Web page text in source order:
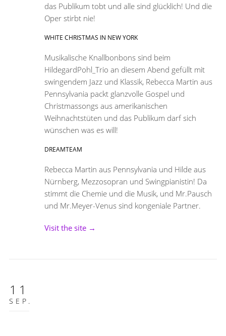
das Publikum tobt und alle sind glücklich! Und die
Oper stirbt nie!
WHITE CHRISTMAS IN NEW YORK
Musikalische Knallbonbons sind beim
HildegardPohl_Trio an diesem Abend gefüllt mit
swingendem Jazz und Klassik, Rebecca Martin aus
Pennsylvania packt glanzvolle Gospel und
Christmassongs aus amerikanischen
Weihnachtstüten und das Publikum darf sich
wünschen was es will!
DREAMTEAM
Rebecca Martin aus Pennsylvania und Hilde aus
Nürnberg, Mezzosopran und Swingpianistin! Da
stimmt die Chemie und die Musik, und Mr.Pausch
und Mr.Meyer-Venus sind kongeniale Partner.
Visit the site →
11
SEP.